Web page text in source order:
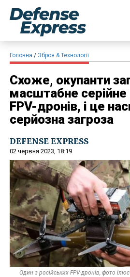
Головна Зброя & Технології
Схоже, окупанти
масштабне
FPV-дронів, і це
серйозна загроза
DEFENSE EXPRESS
02 червня 2023, 18:19
Один з російських FPV-дронів, фото